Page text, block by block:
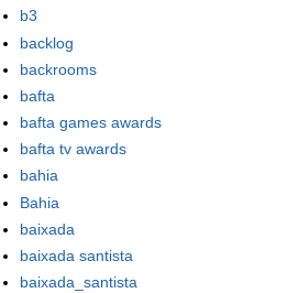
b3
backlog
backrooms
bafta
bafta games awards
bafta tv awards
bahia
Bahia
baixada
baixada santista
baixada_santista